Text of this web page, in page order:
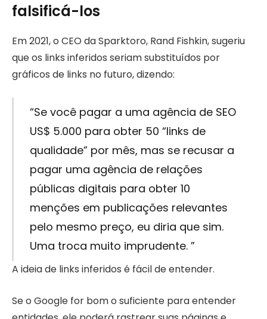
falsificá-los
Em 2021, o CEO da Sparktoro, Rand Fishkin, sugeriu
que os links inferidos seriam substituídos por
gráficos de links no futuro, dizendo:
“Se você pagar a uma agência de SEO
US$ 5.000 para obter 50 “links de
qualidade” por mês, mas se recusar a
pagar uma agência de relações
públicas digitais para obter 10
menções em publicações relevantes
pelo mesmo preço, eu diria que sim.
Uma troca muito imprudente. ”
A ideia de links inferidos é fácil de entender.
Se o Google for bom o suficiente para entender